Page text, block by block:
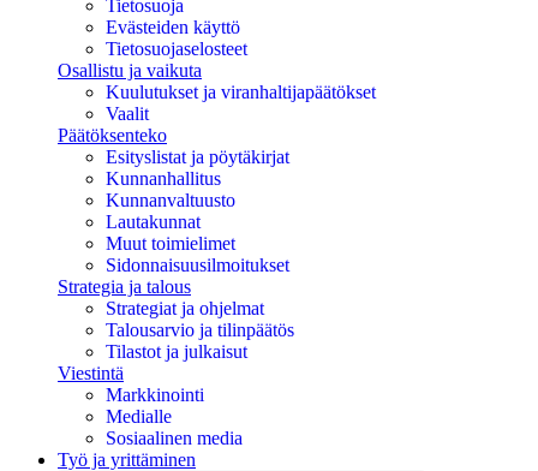
Tietosuoja
Evästeiden käyttö
Tietosuojaselosteet
Osallistu ja vaikuta
Kuulutukset ja viranhaltijapäätökset
Vaalit
Päätöksenteko
Esityslistat ja pöytäkirjat
Kunnanhallitus
Kunnanvaltuusto
Lautakunnat
Muut toimielimet
Sidonnaisuusilmoitukset
Strategia ja talous
Strategiat ja ohjelmat
Talousarvio ja tilinpäätös
Tilastot ja julkaisut
Viestintä
Markkinointi
Medialle
Sosiaalinen media
Työ ja yrittäminen